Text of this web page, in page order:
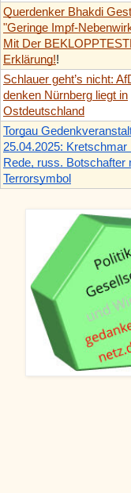
Querdenker Bhakdi
"Geringe Impf-
Mit Der
Erklärung!!
Schlauer geht’s nicht:
denken Nürnberg liegt in
Ostdeutschland
Torgau
25.04.2025: Kretschmar
Rede, russ. Botschafter
Terrorsymbol